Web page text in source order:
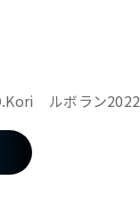
ルボラン